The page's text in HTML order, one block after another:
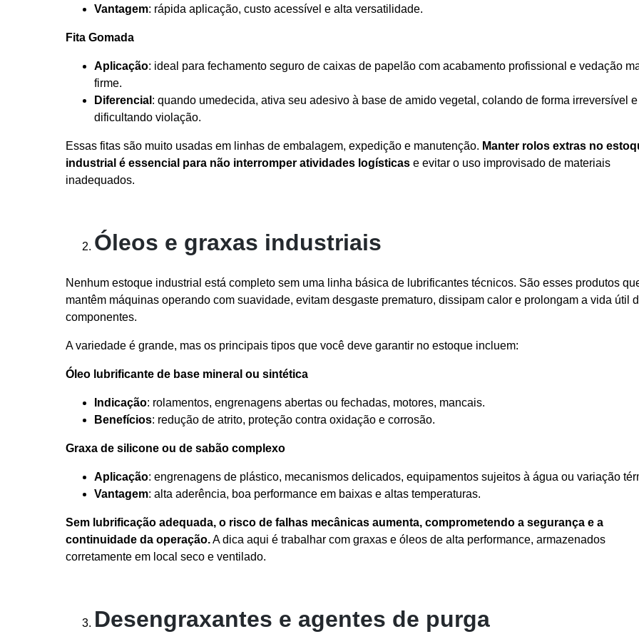
Vantagem: rápida aplicação, custo acessível e alta versatilidade.
Fita Gomada
Aplicação: ideal para fechamento seguro de caixas de papelão com acabamento profissional e vedação
firme.
Diferencial : quando umedecida, ativa seu adesivo à base de amido vegetal, colando de forma irreversível e
dificultando violação.
Essas fitas são muito usadas em linhas de embalagem, expedição e manutenção. Manter rolos extras no
industrial é essencial para não interromper atividades logísticas e evitar o uso improvisado de materiais
inadequados.
Óleos e graxas industriais
Nenhum estoque industrial está completo sem uma linha básica de lubrificantes técnicos. São esses produtos
mantêm máquinas operando com suavidade, evitam desgaste prematuro, dissipam calor e prolongam a vida útil
componentes.
A variedade é grande, mas os principais tipos que você deve garantir no estoque incluem:
Óleo lubrificante de base mineral ou sintética
Indicação: rolamentos, engrenagens abertas ou fechadas, motores, mancais.
Benefícios: redução de atrito, proteção contra oxidação e corrosão.
Graxa de silicone ou de sabão complexo
Aplicação: engrenagens de plástico, mecanismos delicados, equipamentos sujeitos à água ou variação
Vantagem: alta aderência, boa performance em baixas e altas temperaturas.
Sem lubrificação adequada, o risco de falhas mecânicas aumenta, comprometendo a segurança e a
continuidade da operação.A dica aqui é trabalhar com graxas e óleos de alta performance, armazenados
corretamente em local seco e ventilado.
Desengraxantes e agentes de purga